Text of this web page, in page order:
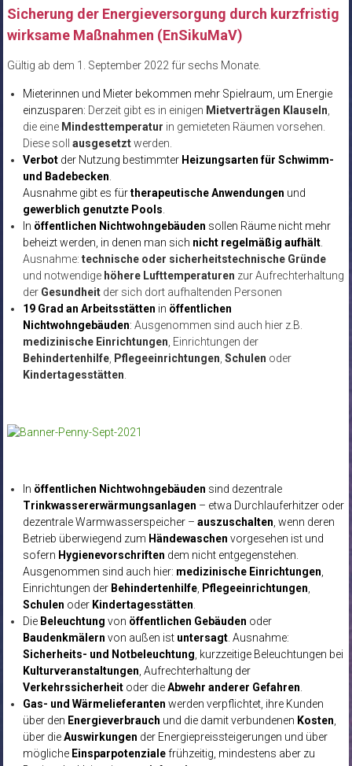
Sicherung der Energieversorgung durch kurzfristig
wirksame Maßnahmen (EnSikuMaV)
Gültig ab dem 1. September 2022 für sechs Monate.
Mieterinnen und Mieter bekommen mehr Spielraum, um Energie
einzusparen: Derzeit gibt es in einigen Mietverträgen Klauseln
die eine Mindesttemperatur in gemieteten Räumen vorsehen.
Diese soll ausgesetztwerden.
Verbotder Nutzung bestimmter Heizungsarten für Schwimm-
und Badebecken
Ausnahme gibt es fürtherapeutische Anwendungen und
gewerblich genutzte Pools
In öffentlichen Nichtwohngebäuden sollen Räume nicht mehr
beheizt werden, in denen man sich nicht regelmäßig aufhält.
Ausnahme: technische oder sicherheitstechnische Gründe
und notwendige höhere Lufttemperaturen zur Aufrechterhaltung
der Gesundheitder sich dort aufhaltenden Personen
19 Grad an Arbeitsstätten in öffentlichen
Nichtwohngebäuden: Ausgenommen sind auch hier z.B.
medizinische Einrichtungen , Einrichtungen der
Behindertenhilfe, Pflegeeinrichtungen Schulen oder
Kindertagesstätten
In öffentlichen Nichtwohngebäuden sind dezentrale
Trinkwassererwärmungsanlagen – etwa Durchlauferhitzer oder
dezentrale Warmwasserspeicher – auszuschalten , wenn deren
Betrieb überwiegend zum Händewaschen vorgesehen ist und
sofern Hygienevorschriften dem nicht entgegenstehen.
Ausgenommen sind auch hier: medizinische Einrichtungen
Einrichtungen der Behindertenhilfe, Pflegeeinrichtungen
Schulen oder Kindertagesstätten
Die Beleuchtung von öffentlichen Gebäuden oder
Baudenkmälern von außen ist untersagt. Ausnahme:
Sicherheits- und Notbeleuchtung , kurzzeitige Beleuchtungen bei
Kulturveranstaltungen , Aufrechterhaltung der
Verkehrssicherheitoder dieAbwehr anderer Gefahren
Gas- und Wärmelieferanten werden verpflichtet, ihre Kunden
über den Energieverbrauch und die damit verbundenen Kosten
über dieAuswirkungen der Energiepreissteigerungen und über
mögliche Einsparpotenzialefrühzeitig, mindestens aber zu